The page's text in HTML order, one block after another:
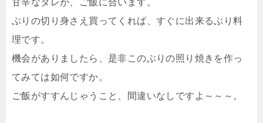
甘辛なタレが、ご飯に合います。
ぶりの切り身さえ買ってくれば、すぐに出来るぶり料
理です。
機会がありましたら、是非このぶりの照り焼きを作っ
てみては如何ですか。
ご飯がすすんじゃうこと、間違いなしですよ～～～。